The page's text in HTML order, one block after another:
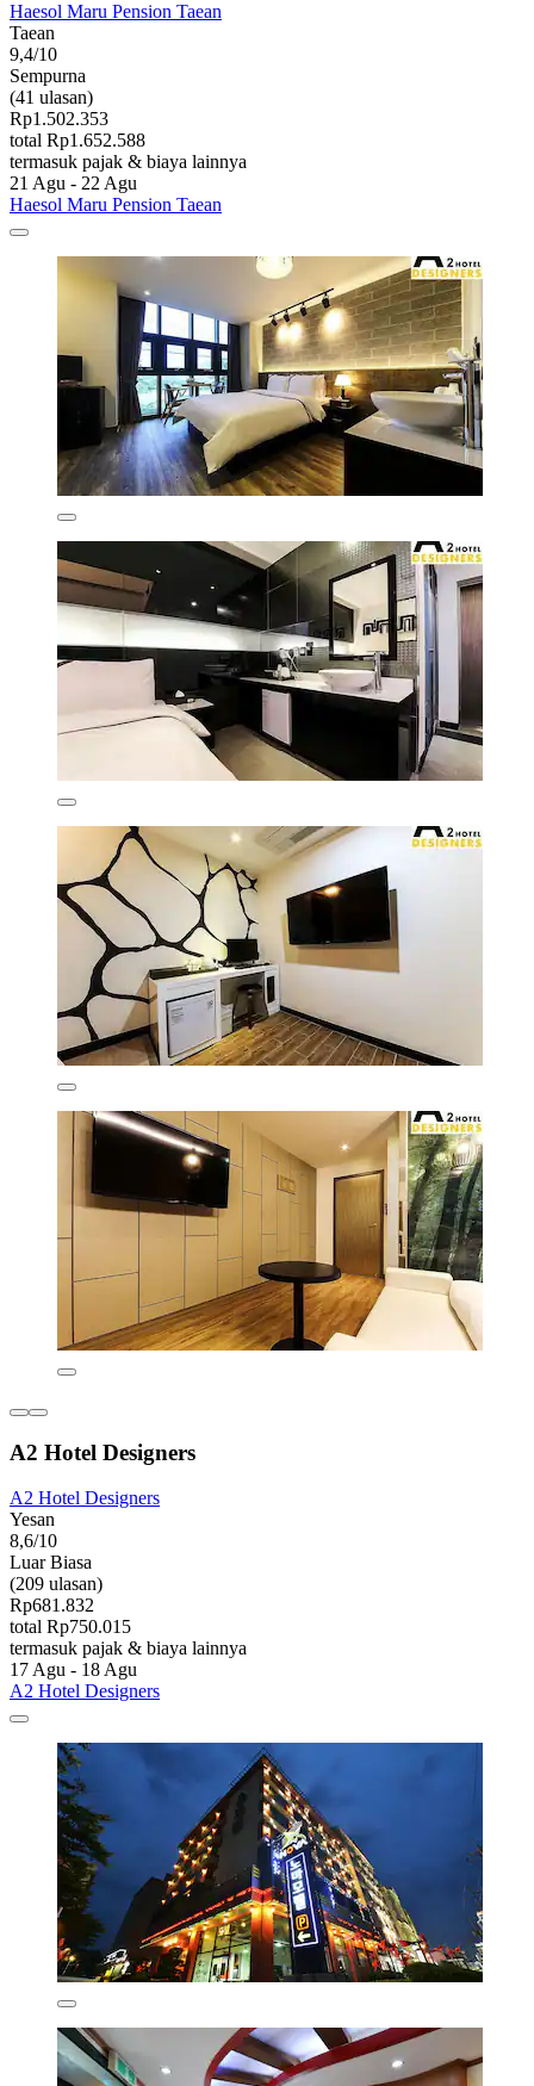
Haesol Maru Pension Taean
Taean
9,4/10
Sempurna
(41 ulasan)
Rp1.502.353
total Rp1.652.588
termasuk pajak & biaya lainnya
21 Agu - 22 Agu
Haesol Maru Pension Taean
A2 Hotel Designers
A2 Hotel Designers
Yesan
8,6/10
Luar Biasa
(209 ulasan)
Rp681.832
total Rp750.015
termasuk pajak & biaya lainnya
17 Agu - 18 Agu
A2 Hotel Designers